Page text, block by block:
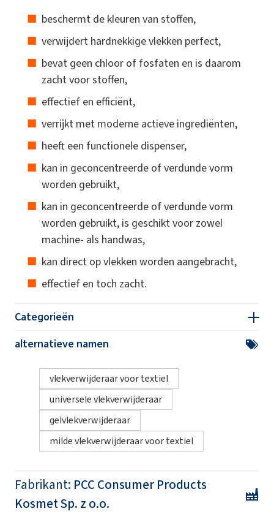
beschermt de kleuren van stoffen,
verwijdert hardnekkige vlekken perfect,
bevat geen chloor of fosfaten en is daarom
zacht voor stoffen,
effectief en efficiënt,
verrijkt met moderne actieve ingrediënten,
heeft een functionele dispenser,
kan in geconcentreerde of verdunde vorm
worden gebruikt,
kan in geconcentreerde of verdunde vorm
worden gebruikt, is geschikt voor zowel
machine- als handwas,
kan direct op vlekken worden aangebracht,
effectief en toch zacht.
Categorieën
alternatieve namen
vlekverwijderaar voor textiel
universele vlekverwijderaar
gelvlekverwijderaar
milde vlekverwijderaar voor textiel
Fabrikant: PCC Consumer Products
Kosmet Sp. z o.o.